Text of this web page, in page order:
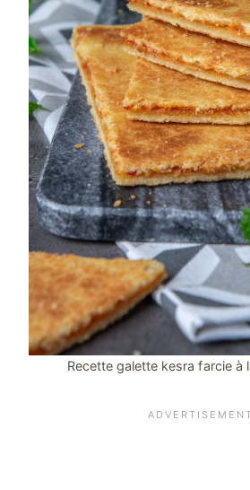
Recette galette kesra farcie à